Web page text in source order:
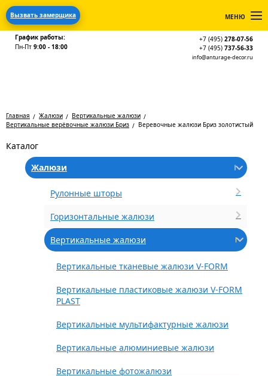
Вызвать замерщика МЕНЮ
График работы:
Пн-Пт 9:00 - 18:00
+7 (495) 278-07-56
+7 (495) 737-56-33
info@anturage-decor.ru
Главная Жалюзи
Вертикальные жалюзи
Вертикальные верёвочные жалюзи Бриз
Веревочные жалюзи Бриз золотистый
Каталог
Жалюзи
Рулонные шторы
Горизонтальные жалюзи
Вертикальные жалюзи
Вертикальные тканевые жалюзи V-FORM
Вертикальные пластиковые жалюзи V-FORM
PLAST
Вертикальные мультифактурные жалюзи
Вертикальные алюминиевые жалюзи
Вертикальные фотожалюзи